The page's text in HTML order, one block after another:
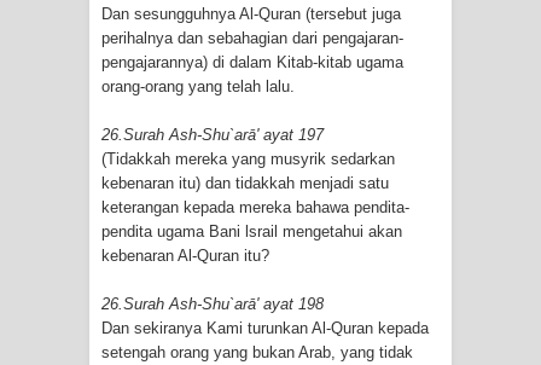
Dan sesungguhnya Al-Quran (tersebut juga
perihalnya dan sebahagian dari pengajaran-
pengajarannya) di dalam Kitab-kitab ugama
orang-orang yang telah lalu.
26.Surah Ash-Shu`arā' ayat 197
(Tidakkah mereka yang musyrik sedarkan
kebenaran itu) dan tidakkah menjadi satu
keterangan kepada mereka bahawa pendita-
pendita ugama Bani lsrail mengetahui akan
kebenaran Al-Quran itu?
26.Surah Ash-Shu`arā' ayat 198
Dan sekiranya Kami turunkan Al-Quran kepada
setengah orang yang bukan Arab, yang tidak